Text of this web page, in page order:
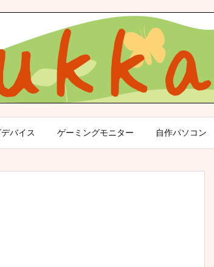
バイス ゲーミングモニター 自作パソコン